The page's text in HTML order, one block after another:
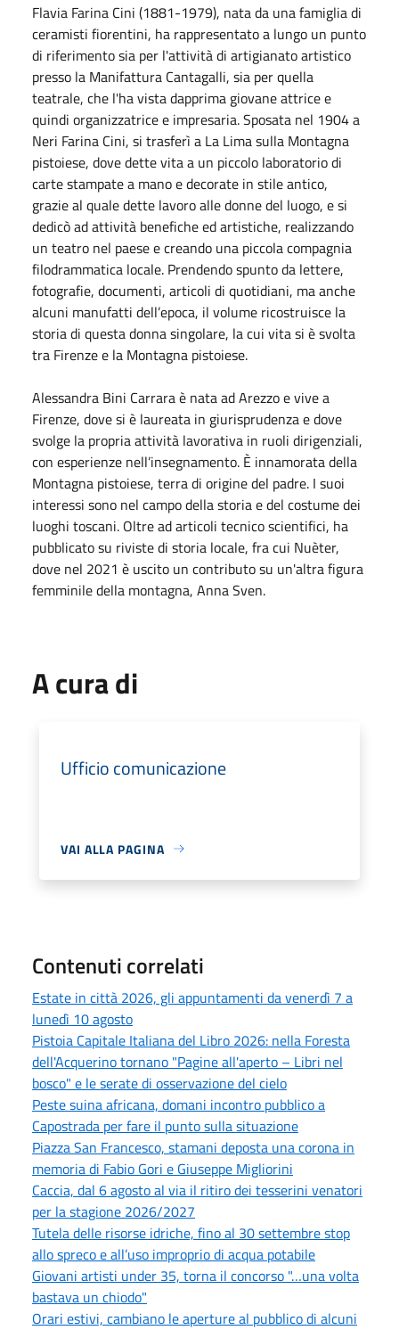
Flavia Farina Cini (1881-1979), nata da una famiglia di
ceramisti fiorentini, ha rappresentato a lungo un punto
di riferimento sia per l'attività di artigianato artistico
presso la Manifattura Cantagalli, sia per quella
teatrale, che l'ha vista dapprima giovane attrice e
quindi organizzatrice e impresaria. Sposata nel 1904 a
Neri Farina Cini, si trasferì a La Lima sulla Montagna
pistoiese, dove dette vita a un piccolo laboratorio di
carte stampate a mano e decorate in stile antico,
grazie al quale dette lavoro alle donne del luogo, e si
dedicò ad attività benefiche ed artistiche, realizzando
un teatro nel paese e creando una piccola compagnia
filodrammatica locale. Prendendo spunto da lettere,
fotografie, documenti, articoli di quotidiani, ma anche
alcuni manufatti dell’epoca, il volume ricostruisce la
storia di questa donna singolare, la cui vita si è svolta
tra Firenze e la Montagna pistoiese.
Alessandra Bini Carrara è nata ad Arezzo e vive a
Firenze, dove si è laureata in giurisprudenza e dove
svolge la propria attività lavorativa in ruoli dirigenziali,
con esperienze nell’insegnamento. È innamorata della
Montagna pistoiese, terra di origine del padre. I suoi
interessi sono nel campo della storia e del costume dei
luoghi toscani. Oltre ad articoli tecnico scientifici, ha
pubblicato su riviste di storia locale, fra cui Nuèter,
dove nel 2021 è uscito un contributo su un'altra figura
femminile della montagna, Anna Sven.
A cura di
Ufficio comunicazione
VAI ALLA PAGINA
Contenuti correlati
Estate in città 2026, gli appuntamenti da venerdì 7 a
lunedì 10 agosto
Pistoia Capitale Italiana del Libro 2026: nella Foresta
dell'Acquerino tornano "Pagine all'aperto – Libri nel
bosco" e le serate di osservazione del cielo
Peste suina africana, domani incontro pubblico a
Capostrada per fare il punto sulla situazione
Piazza San Francesco, stamani deposta una corona in
memoria di Fabio Gori e Giuseppe Migliorini
Caccia, dal 6 agosto al via il ritiro dei tesserini venatori
per la stagione 2026/2027
Tutela delle risorse idriche, fino al 30 settembre stop
allo spreco e all’uso improprio di acqua potabile
Giovani artisti under 35, torna il concorso "…una volta
bastava un chiodo"
Orari estivi, cambiano le aperture al pubblico di alcuni